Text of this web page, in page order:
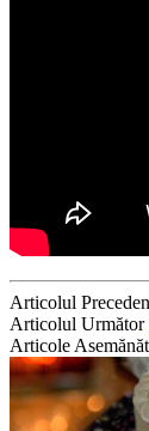
Articolul
Articolul Următor
Articole